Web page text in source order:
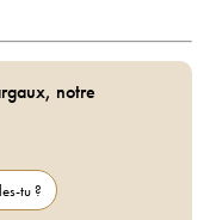
notre
tu ?